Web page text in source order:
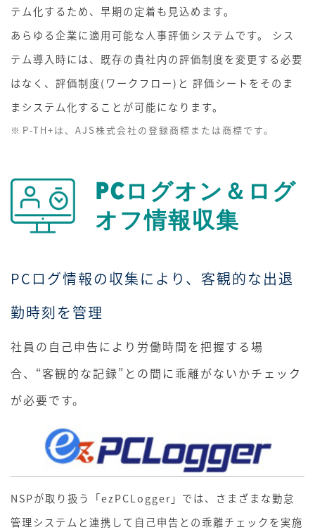
テム化するため、早期の定着も見込めます。
あらゆる企業に適用可能な人事評価システムです。 シス
テム導入時には、既存の貴社内の評価制度を変更する必要
はなく、評価制度(ワークフロー)と 評価シートをそのま
まシステム化することが可能になります。
P-TH+は、AJS株式会社の登録商標または商標です。
PCログオン＆ログ
オフ情報収集
PCログ情報の収集により、客観的な出退
勤時刻を管理
社員の自己申告により労働時間を把握する場
合、“客観的な記録”との間に乖離がないかチェック
が必要です。
NSPが取り扱う「ezPCLogger」では、さまざまな勤怠
管理システムと連携して自己申告との乖離チェックを実施